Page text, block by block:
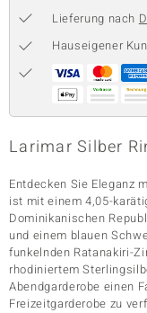
Classics
Lieferung nach
Hauseigener
Larimar Silber
Entdecken Sie Eleganz
ist mit einem 4,05-
Dominikanischen
und einem blauen
funkelnden Ratanakiri-
rhodiniertem
Abendgarderobe einen
Freizeitgarderobe zu